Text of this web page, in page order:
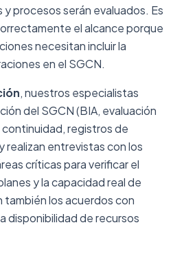
procesos serán evaluados. Es
el alcance porque
necesitan incluir la
en el SGCN.
, nuestros especialistas
del SGCN (BIA, evaluación
registros de
realizan entrevistas con los
críticas para verificar el
y la capacidad real de
también los acuerdos con
disponibilidad de recursos